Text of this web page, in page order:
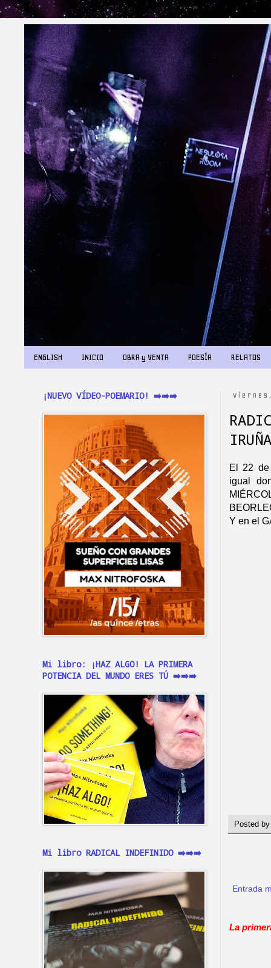
ENGLISH INICIO OBRA y VENTA POESÍA RELATOS
El 22 de
igual
Y en el
Posted
Entrada
La
¡NUEVO VÍDEO-POEMARIO! ➡️➡️➡️
Mi libro: ¡HAZ ALGO! LA PRIMERA
POTENCIA DEL MUNDO ERES TÚ ➡️➡️➡️
Mi libro RADICAL INDEFINIDO ➡️➡️➡️